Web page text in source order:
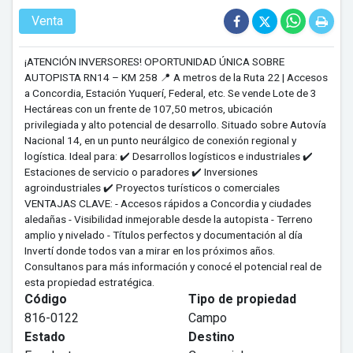
Venta
¡ATENCIÓN INVERSORES! OPORTUNIDAD ÚNICA SOBRE
AUTOPISTA RN14 – KM 258 📍 A metros de la Ruta 22 | Accesos
a Concordia, Estación Yuquerí, Federal, etc. Se vende Lote de 3
Hectáreas con un frente de 107,50 metros, ubicación
privilegiada y alto potencial de desarrollo. Situado sobre Autovía
Nacional 14, en un punto neurálgico de conexión regional y
logística. Ideal para: ✔️ Desarrollos logísticos e industriales ✔️
Estaciones de servicio o paradores ✔️ Inversiones
agroindustriales ✔️ Proyectos turísticos o comerciales
VENTAJAS CLAVE: - Accesos rápidos a Concordia y ciudades
aledañas - Visibilidad inmejorable desde la autopista - Terreno
amplio y nivelado - Títulos perfectos y documentación al día
Invertí donde todos van a mirar en los próximos años.
Consultanos para más información y conocé el potencial real de
esta propiedad estratégica.
Código
816-0122
Tipo de propiedad
Campo
Estado
Destino